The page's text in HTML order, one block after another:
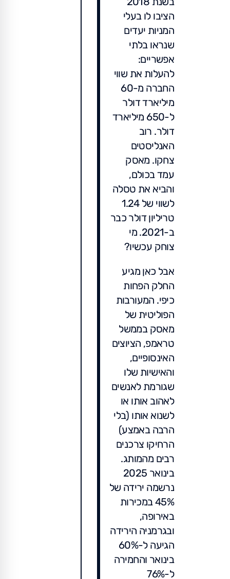
הציבו לו בעלי
המניות יעדים
שנראו בלתי
אפשריים:
להעלות את שווי
החברה מ-60
מיליארד דולר
ל-650 מיליארד
דולר. רוב
האנליסטים
צחקו. מאסק
עמד בכולם,
והביא את טסלה
לשווי של 1.24
טריליון דולר כבר
ב-2021. מי
צוחק עכשיו?
אבל כאן מגיע
החלק הפחות
כיפי. המעורבות
הפוליטית של
מאסק בממשל
טראמפ, הציוצים
האינסופיים,
והאישיות שלו
שגורמת לאנשים
לאהוב אותו או
לשנוא אותו (בלי
הרבה באמצע)
הרחיקו צרכנים
רבים מהמותג.
בינואר 2025
נרשמה ירידה של
45% במכירות
באירופה,
ובגרמניה הירידה
הגיעה ל-60%
בינואר והחמירה
ל-76%